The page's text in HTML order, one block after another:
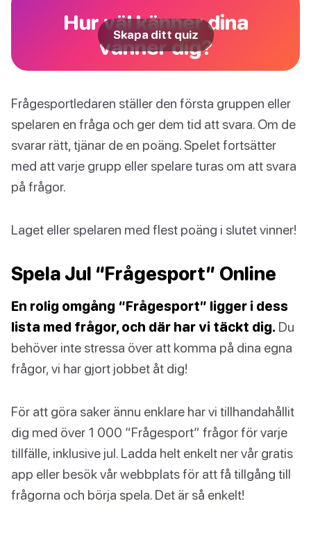
Hur väl känner dina
vänner dig?
Skapa ditt quiz
Frågesportledaren ställer den första gruppen eller
spelaren en fråga och ger dem tid att svara. Om de
svarar rätt, tjänar de en poäng. Spelet fortsätter
med att varje grupp eller spelare turas om att svara
på frågor.
Laget eller spelaren med flest poäng i slutet vinner!
Spela Jul “Frågesport” Online
En rolig omgång “Frågesport” ligger i dess
lista med frågor, och där har vi täckt dig. Du
behöver inte stressa över att komma på dina egna
frågor, vi har gjort jobbet åt dig!
För att göra saker ännu enklare har vi tillhandahållit
dig med över 1 000 “Frågesport” frågor för varje
tillfälle, inklusive jul. Ladda helt enkelt ner vår gratis
app eller besök vår webbplats för att få tillgång till
frågorna och börja spela. Det är så enkelt!